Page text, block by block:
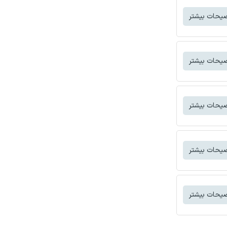
بیشتر
بیشتر
بیشتر
بیشتر
بیشتر